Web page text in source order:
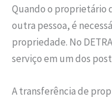
Quando o proprietário
outra pessoa, é
propriedade. No
serviço em um dos
A transferência de